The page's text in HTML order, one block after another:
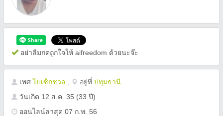
อย่าลืมกดถูกใจให้ aifreedom ด้วยนะจ๊ะ
เพศไบเซ็กชวล อยู่ที่ ปทุมธานี
วันเกิด 12 ส.ค. 35 (33 ปี)
ออนไลน์ล่าสุด 07 ก.พ. 56